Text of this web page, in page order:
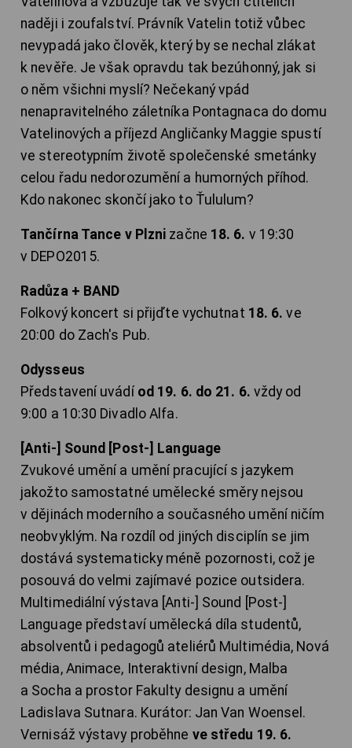
naději i zoufalství. Právník Vatelin totiž vůbec
nevypadá jako člověk, který by se nechal zlákat
k nevěře. Je však opravdu tak bezúhonný, jak si
o něm všichni myslí? Nečekaný vpád
nenapravitelného záletníka Pontagnaca do domu
Vatelinových a příjezd Angličanky Maggie spustí
ve stereotypním životě společenské smetánky
celou řadu nedorozumění a humorných příhod.
Kdo nakonec skončí jako to Ťululum?
Tančírna Tance v Plzni začne 18. 6. v 19:30
v DEPO2015.
Radůza + BAND
Folkový koncert si přijďte vychutnat 18. 6. ve
20:00 do Zach's Pub.
Odysseus
Představení uvádí od 19. 6. do 21. 6. vždy od
9:00 a 10:30 Divadlo Alfa.
[Anti-] Sound [Post-] Language
Zvukové umění a umění pracující s jazykem
jakožto samostatné umělecké směry nejsou
v dějinách moderního a současného umění ničím
neobvyklým. Na rozdíl od jiných disciplín se jim
dostává systematicky méně pozornosti, což je
posouvá do velmi zajímavé pozice outsidera.
Multimediální výstava [Anti-] Sound [Post-]
Language představí umělecká díla studentů,
absolventů i pedagogů ateliérů Multimédia, Nová
média, Animace, Interaktivní design, Malba
a Socha a prostor Fakulty designu a umění
Ladislava Sutnara. Kurátor: Jan Van Woensel.
Vernisáž výstavy proběhne ve středu 19. 6.